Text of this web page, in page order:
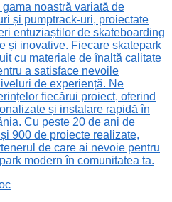
gama noastră variată de
și pumptrack-uri, proiectate
entuziaștilor de skateboarding
și inovative. Fiecare skatepark
cu materiale de înaltă calitate
a satisface nevoile
de experiență. Ne
fiecărui proiect, oferind
și instalare rapidă în
Cu peste 20 de ani de
900 de proiecte realizate,
de care ai nevoie pentru
modern în comunitatea ta.